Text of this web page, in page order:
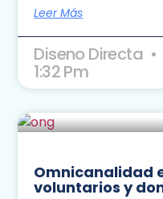
Leer Más
Diseno Directa
1:32 Pm
Omnicanalidad
voluntarios y